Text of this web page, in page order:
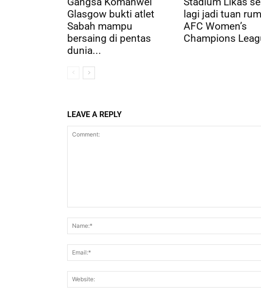
Glasgow bukti atlet
Sabah mampu
bersaing di pentas
dunia...
lagi jadi tuan
AFC Women’s
Champions
LEAVE A REPLY